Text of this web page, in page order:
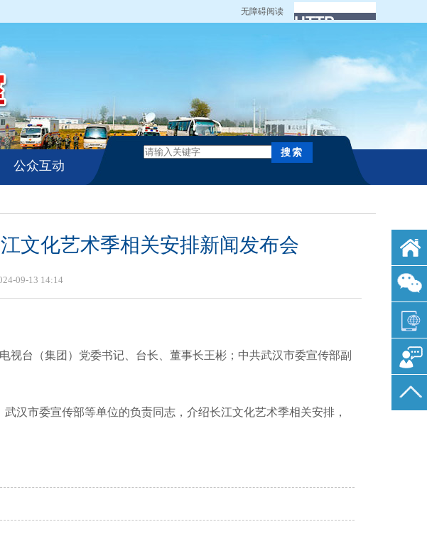
无障碍阅读
公众互动
文化艺术季相关安排新闻发布会
09-13 14:14
台（集团）党委书记、台长、董事长王彬；中共武汉市委宣传部副
汉市委宣传部等单位的负责同志，介绍长江文化艺术季相关安排，